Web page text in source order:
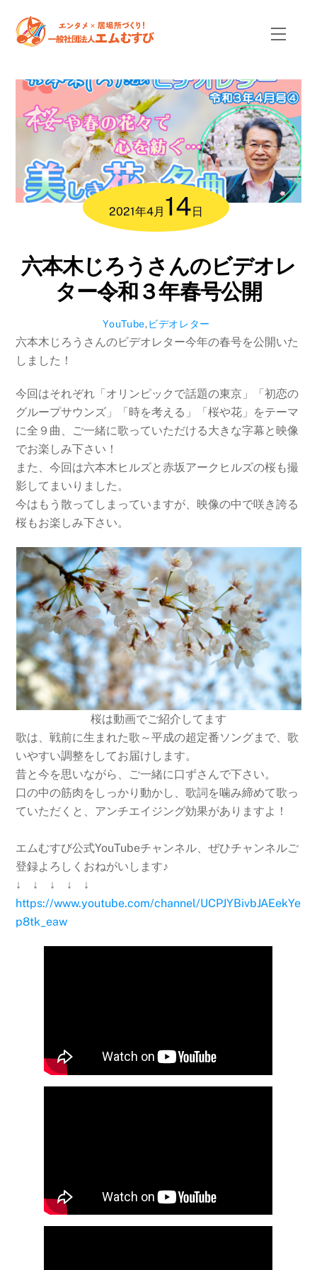
content
Menu
2021年4月 14 日
六本木じろうさんのビデオレ
ター令和３年春号公開
YouTube,ビデオレター
六本木じろうさんのビデオレター今年の春号を公開いた
しました！
今回はそれぞれ「オリンピックで話題の東京」「初恋の
グループサウンズ」「時を考える」「桜や花」をテーマ
に全９曲、ご一緒に歌っていただける大きな字幕と映像
でお楽しみ下さい！
また、今回は六本木ヒルズと赤坂アークヒルズの桜も撮
影してまいりました。
今はもう散ってしまっていますが、映像の中で咲き誇る
桜もお楽しみ下さい。
桜は動画でご紹介してます
歌は、戦前に生まれた歌～平成の超定番ソングまで、歌
いやすい調整をしてお届けします。
昔と今を思いながら、ご一緒に口ずさんで下さい。
口の中の筋肉をしっかり動かし、歌詞を噛み締めて歌っ
ていただくと、アンチエイジング効果がありますよ！
エムむすび公式YouTubeチャンネル、ぜひチャンネルご
登録よろしくおねがいします♪
↓ ↓ ↓ ↓ ↓
https://www.youtube.com/channel/UCPJYBivbJAEekYe
p8tk_eaw